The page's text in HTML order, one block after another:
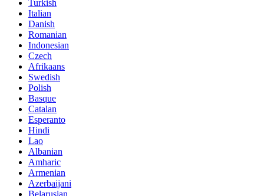
Turkish
Italian
Danish
Romanian
Indonesian
Czech
Afrikaans
Swedish
Polish
Basque
Catalan
Esperanto
Hindi
Lao
Albanian
Amharic
Armenian
Azerbaijani